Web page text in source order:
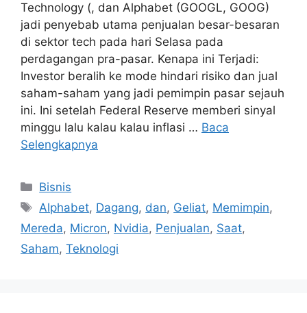
Technology (, dan Alphabet (GOOGL, GOOG)
jadi penyebab utama penjualan besar-besaran
di sektor tech pada hari Selasa pada
perdagangan pra-pasar. Kenapa ini Terjadi:
Investor beralih ke mode hindari risiko dan jual
saham-saham yang jadi pemimpin pasar sejauh
ini. Ini setelah Federal Reserve memberi sinyal
minggu lalu kalau kalau inflasi … Baca
Selengkapnya
Kategori
Bisnis
Tag
Alphabet, Dagang, dan, Geliat, Memimpin,
Mereda, Micron, Nvidia, Penjualan, Saat,
Saham, Teknologi